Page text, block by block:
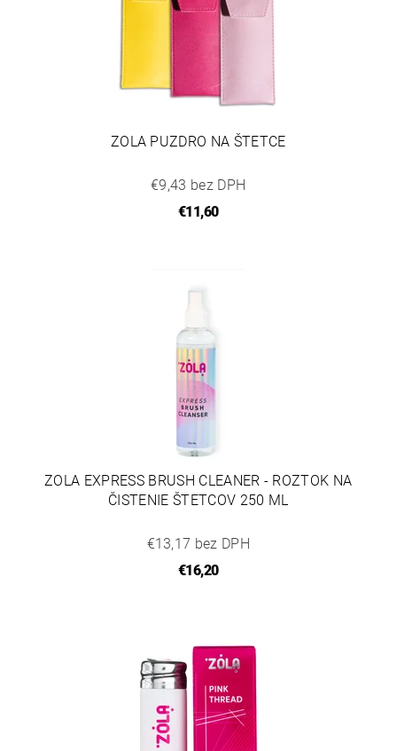
ZOLA PUZDRO NA ŠTETCE
€9,43 bez DPH
€11,60
ZOLA EXPRESS BRUSH CLEANER - ROZTOK NA
ČISTENIE ŠTETCOV 250 ML
€13,17 bez DPH
€16,20